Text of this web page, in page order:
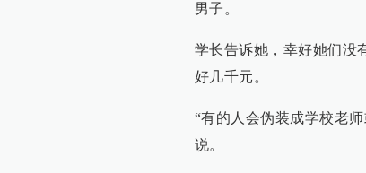
男子。
学长告诉她，幸好她们没
好几千元。
“有的人会伪装成学校老
说。